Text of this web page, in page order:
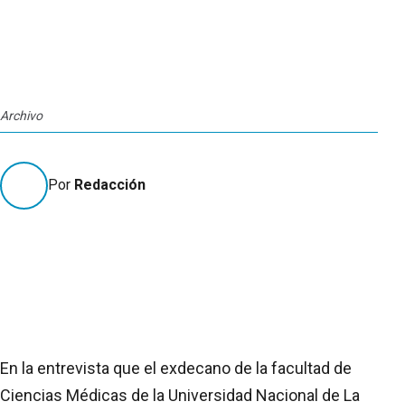
Archivo
Por Redacción
En la entrevista que el exdecano de la facultad de
Ciencias Médicas de la Universidad Nacional de La